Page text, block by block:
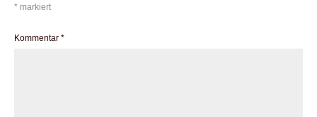
* markiert
Kommentar *